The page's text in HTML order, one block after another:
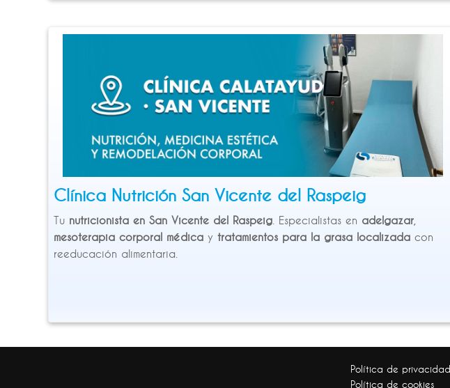
Clínica Nutrición San Vicente del Raspeig
Tu nutricionista en San Vicente del Raspeig . Especialistas en adelgazar
mesoterapia corporal médica y tratamientos para la grasa localizada con
reeducación alimentaria.
Política de privacidad
Política de cookies